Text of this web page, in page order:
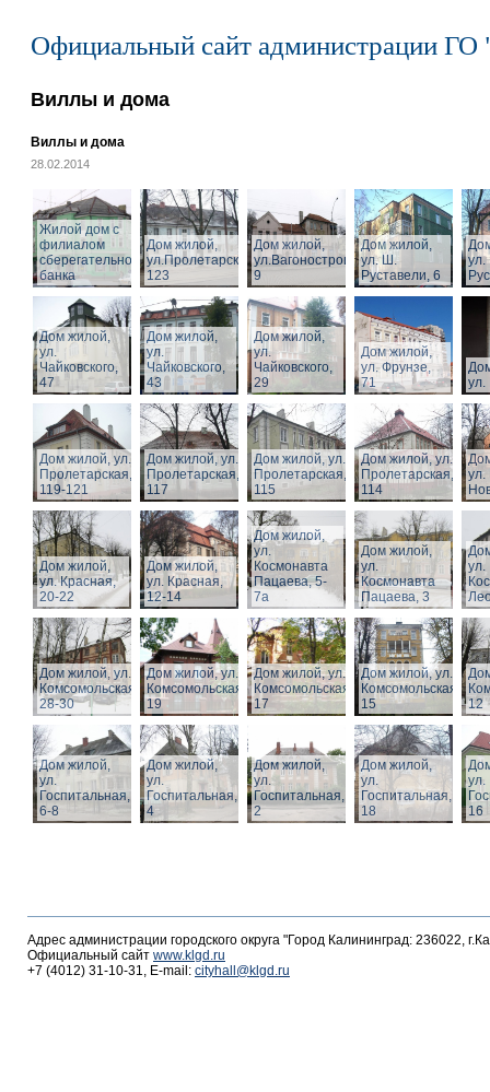
Официальный сайт администрации ГО
Виллы и дома
Виллы и дома
28.02.2014
Жилой дом с
филиалом
сберегательного
банка
Дом жилой,
ул.Пролетарская,
123
Дом жилой,
ул.Вагоностроительная,
9
Дом жилой,
ул. Ш.
Руставели, 6
Дом жилой,
ул.
Чайковского,
47
Дом жилой,
ул.
Чайковского,
43
Дом жилой,
ул.
Чайковского,
29
Дом жилой,
ул. Фрунзе,
71
ул.
Дом жилой, ул.
Пролетарская,
119-121
Дом жилой, ул.
Пролетарская,
117
Дом жилой, ул.
Пролетарская,
115
Дом жилой, ул.
Пролетарская,
114
Дом жилой,
ул. Красная,
20-22
Дом жилой,
ул. Красная,
12-14
Дом жилой,
ул.
Космонавта
Пацаева, 5-
7а
Дом жилой,
ул.
Космонавта
Пацаева, 3
ул.
Дом жилой, ул.
Комсомольская,
28-30
Дом жилой, ул.
Комсомольская,
19
Дом жилой, ул.
Комсомольская,
17
Дом жилой, ул.
Комсомольская,
15
12
Дом жилой,
ул.
Госпитальная,
6-8
Дом жилой,
ул.
Госпитальная,
4
Дом жилой,
ул.
Госпитальная,
2
Дом жилой,
ул.
Госпитальная,
18
ул.
16
Адрес администрации городского округа "Город Калининград: 236022,
Официальный сайт www.klgd.ru
+7 (4012) 31-10-31, E-mail: cityhall@klgd.ru